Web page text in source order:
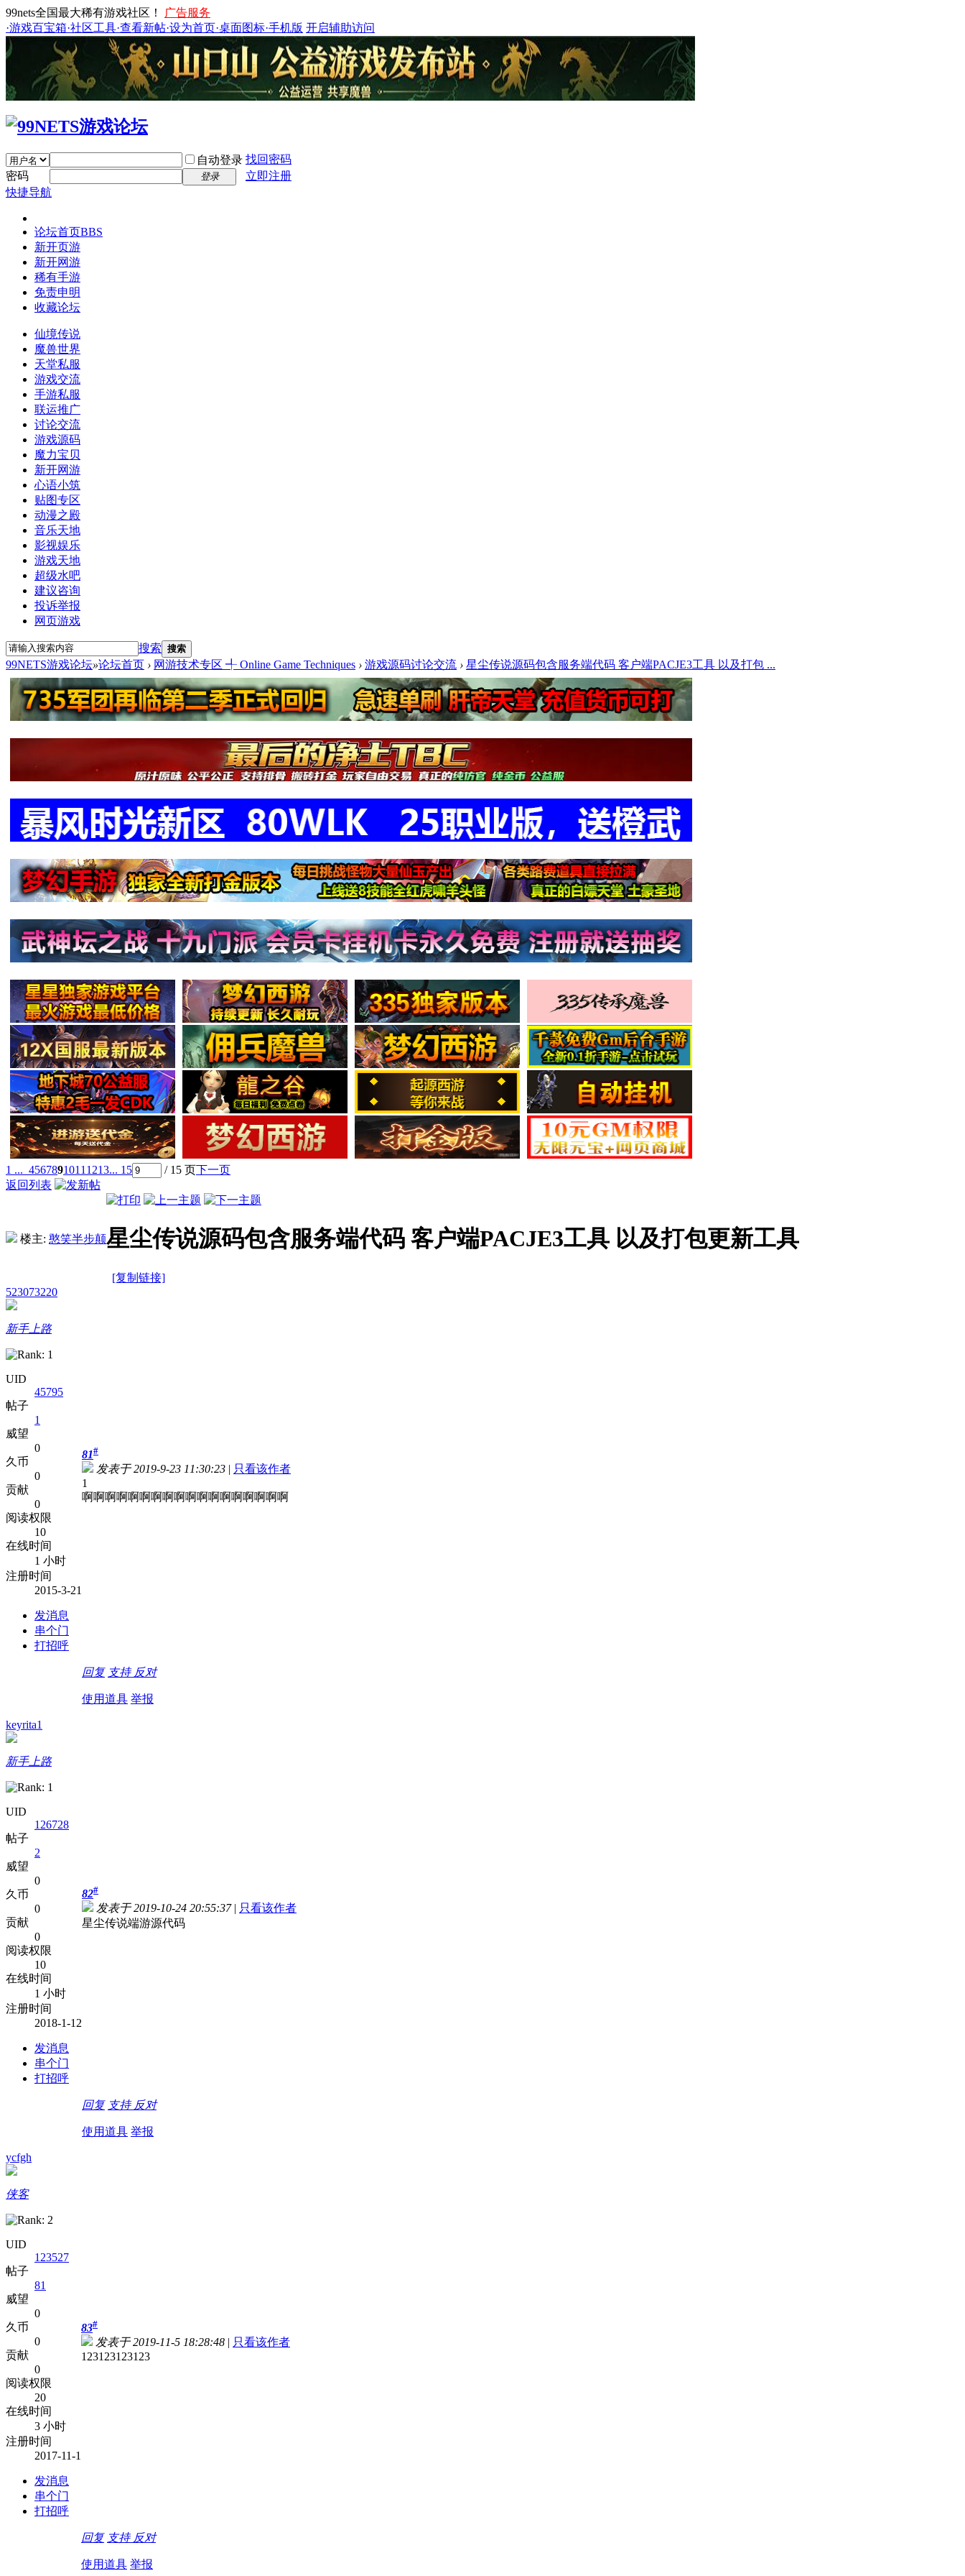
99nets全国最大稀有游戏社区！
广告服务
·游戏百宝箱·社区工具·查看新帖·设为首页·桌面图标·手机版 开启辅助访问
自动登录 找回密码
密码
登录
立即注册
快捷导航
论坛首页BBS
新开页游
新开网游
稀有手游
免责申明
收藏论坛
仙境传说
魔兽世界
天堂私服
游戏交流
手游私服
联运推广
讨论交流
游戏源码
魔力宝贝
新开网游
心语小筑
贴图专区
动漫之殿
音乐天地
影视娱乐
游戏天地
超级水吧
建议咨询
投诉举报
网页游戏
搜索 搜索
99NETS游戏论坛»论坛首页 › 网游技术专区 ╃ Online Game Techniques › 游戏源码讨论交流 › 星尘传说源码包含服务端代码 客户端PACJE3工具 以及打包 ...
1 ... 4567891011 1213... 15 / 15 页下一页
返回列表
楼主: 憨笑半步颠星尘传说源码包含服务端代码 客户端PACJE3工具 以及打包更新工具
[复制链接]
523073220
新手上路
UID
45795
帖子
1
威望
0
久币
0
贡献
0
阅读权限
10
在线时间
1 小时
注册时间
2015-3-21
发消息
串个门
打招呼
81#
发表于 2019-9-23 11:30:23 | 只看该作者
1
啊啊啊啊啊啊啊啊啊啊啊啊啊啊啊啊啊啊
回复 支持 反对
使用道具 举报
keyrita1
新手上路
UID
126728
帖子
2
威望
0
久币
0
贡献
0
阅读权限
10
在线时间
1 小时
注册时间
2018-1-12
发消息
串个门
打招呼
82#
发表于 2019-10-24 20:55:37 | 只看该作者
星尘传说端游源代码
回复 支持 反对
使用道具 举报
ycfgh
侠客
UID
123527
帖子
81
威望
0
久币
0
贡献
0
阅读权限
20
在线时间
3 小时
注册时间
2017-11-1
发消息
串个门
打招呼
83#
发表于 2019-11-5 18:28:48 | 只看该作者
123123123123
回复 支持 反对
使用道具 举报